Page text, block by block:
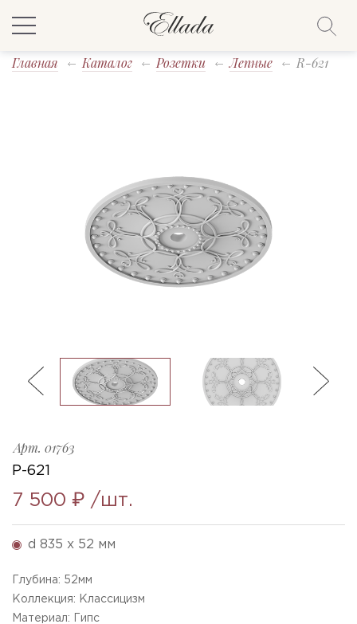
Главная Каталог Розетки Лепные R-621
Арт. 01763
Р-621
7 500 ₽ /шт.
d 835 x 52 мм
Глубина: 52мм
Коллекция: Классицизм
Материал: Гипс